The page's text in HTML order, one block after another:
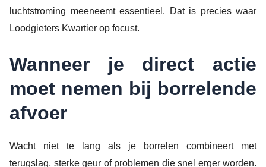
luchtstroming meeneemt essentieel. Dat is precies waar
Loodgieters Kwartier op focust.
Wanneer je direct actie
moet nemen bij borrelende
afvoer
Wacht niet te lang als je borrelen combineert met
terugslag, sterke geur of problemen die snel erger worden.